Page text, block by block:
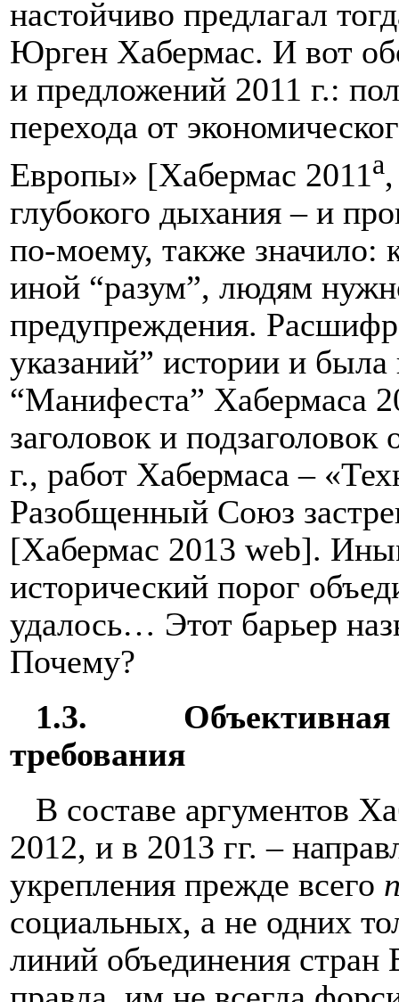
настойчиво предлагал
Юрген Хабермас. И вот
и предложений 2011 г.:
перехода от
Европы» [Хабермас 2011а
глубокого дыхания – и
по-моему, также значило:
иной “разум”, людям
предупреждения.
указаний” истории и была
“Манифеста” Хабермаса
заголовок и
г., работ Хабермаса –
Разобщенный Союз
[Хабермас 2013 web].
исторический порог
удалось… Этот барьер
Почему?
1.3.
Объективная
требования
В составе аргументов
2012, и в 2013 гг. –
укрепления прежде всего
социальных, а не одних
линий объединения стран